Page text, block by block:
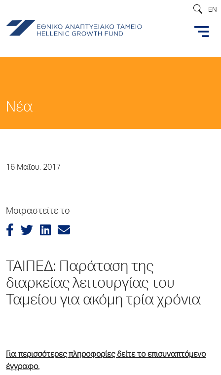
EN
Νέα
16 Μαΐου, 2017
Μοιραστείτε το
ΤΑΙΠΕΔ: Παράταση της
διαρκείας λειτουργίας του
Ταμείου για ακόμη τρία χρόνια
Για περισσότερες πληροφορίες δείτε το επισυναπτόμενο
έγγραφο.